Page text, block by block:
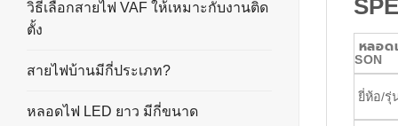
วิธีเลือกสายไฟ VAF ให้เหมาะกับงานติด
ตั้ง
สายไฟบ้านมีกี่ประเภท?
หลอดไฟ LED ยาว มีกี่ขนาด
หลอด
SON
ยี่ห้อ/รุ่